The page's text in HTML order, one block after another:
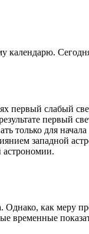
первый слабый
первый
только для
западной
астрономии.
Однако, как меру
временные